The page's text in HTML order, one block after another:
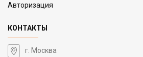
Авторизация
КОНТАКТЫ
г. Москва